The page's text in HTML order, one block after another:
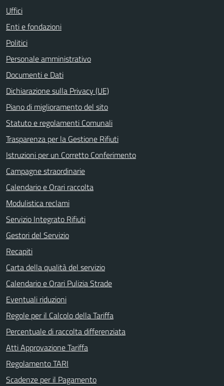
Uffici
Enti e fondazioni
Politici
Personale amministrativo
Documenti e Dati
Dichiarazione sulla Privacy (UE)
Piano di miglioramento del sito
Statuto e regolamenti Comunali
Trasparenza per la Gestione Rifiuti
Istruzioni per un Corretto Conferimento
Campagne straordinarie
Calendario e Orari raccolta
Modulistica reclami
Servizio Integrato Rifiuti
Gestori del Servizio
Recapiti
Carta della qualità del servizio
Calendario e Orari Pulizia Strade
Eventuali riduzioni
Regole per il Calcolo della Tariffa
Percentuale di raccolta differenziata
Atti Approvazione Tariffa
Regolamento TARI
Scadenze per il Pagamento